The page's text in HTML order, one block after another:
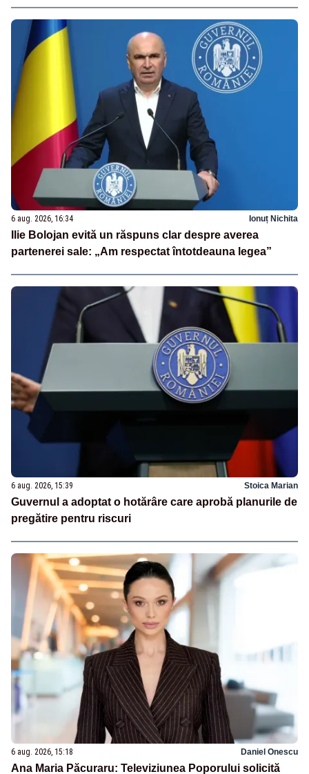
6 aug. 2026, 16:34 Ionuț Nichita
Ilie Bolojan evită un răspuns clar despre averea
partenerei sale: „Am respectat întotdeauna legea”
6 aug. 2026, 15:39 Stoica Marian
Guvernul a adoptat o hotărâre care aprobă planurile de
pregătire pentru riscuri
6 aug. 2026, 15:18 Daniel Onescu
Ana Maria Păcuraru: Televiziunea Poporului solicită